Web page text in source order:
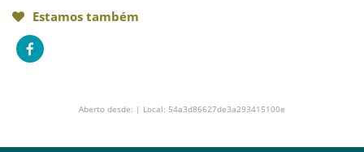
Estamos também
Aberto desde: | Local: 54a3d86627de3a293415100e